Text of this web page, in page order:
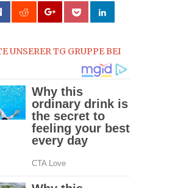
UNSERER TG GRUPPE BEI